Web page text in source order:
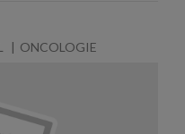
ONCOLOGIE